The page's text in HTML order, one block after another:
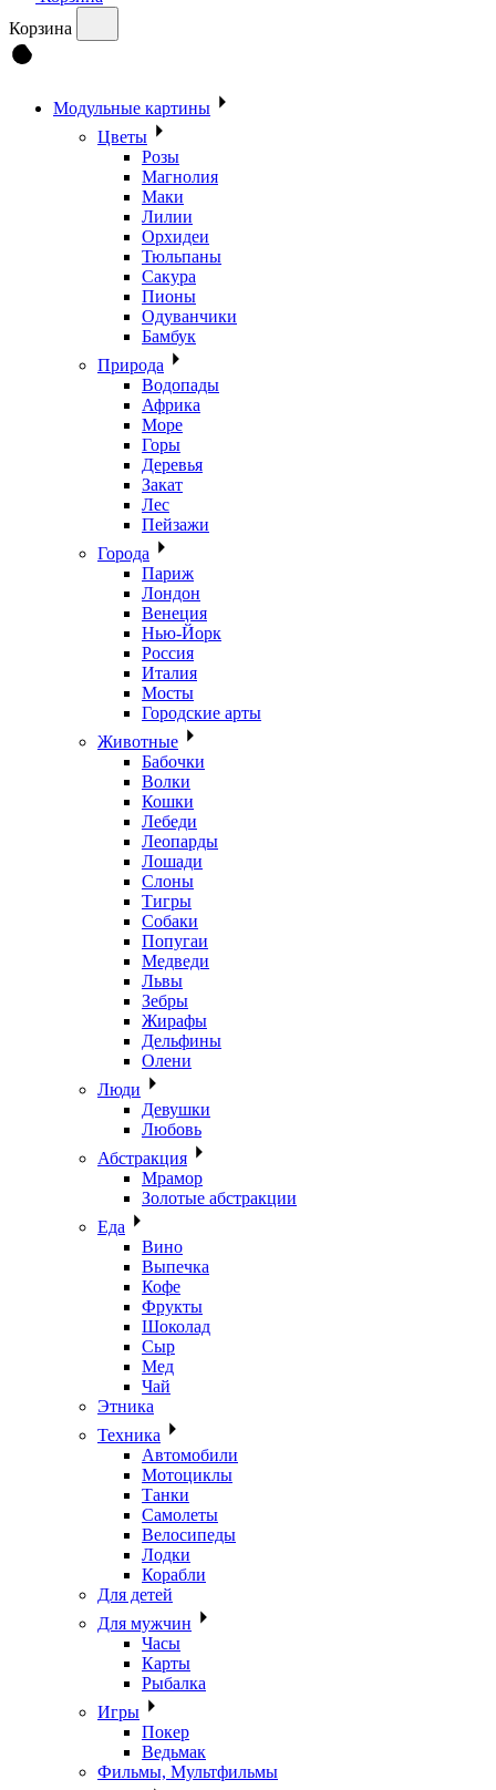
Корзина
Модульные картины
Цветы
Розы
Магнолия
Маки
Лилии
Орхидеи
Тюльпаны
Сакура
Пионы
Одуванчики
Бамбук
Природа
Водопады
Африка
Море
Горы
Деревья
Закат
Лес
Пейзажи
Города
Париж
Лондон
Венеция
Нью-Йорк
Россия
Италия
Мосты
Городские арты
Животные
Бабочки
Волки
Кошки
Лебеди
Леопарды
Лошади
Слоны
Тигры
Собаки
Попугаи
Медведи
Львы
Зебры
Жирафы
Дельфины
Олени
Люди
Девушки
Любовь
Абстракция
Мрамор
Золотые абстракции
Еда
Вино
Выпечка
Кофе
Фрукты
Шоколад
Сыр
Мед
Чай
Этника
Техника
Автомобили
Мотоциклы
Танки
Самолеты
Велосипеды
Лодки
Корабли
Для детей
Для мужчин
Часы
Карты
Рыбалка
Игры
Покер
Ведьмак
Фильмы, Мультфильмы